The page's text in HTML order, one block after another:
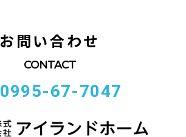
お問い合わせ
0995-67-7047